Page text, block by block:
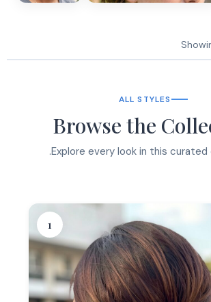
ALL STYLES
Browse the
Explore every look in this curated
1